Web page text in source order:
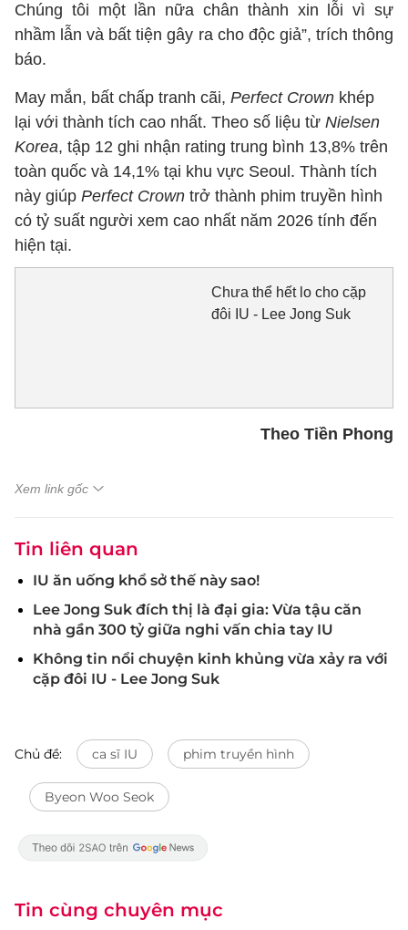
Chúng tôi một lần nữa chân thành xin lỗi vì sự
nhầm lẫn và bất tiện gây ra cho độc giả”, trích thông
báo.
May mắn, bất chấp tranh cãi, Perfect Crown khép
lại với thành tích cao nhất. Theo số liệu từ Nielsen
Korea, tập 12 ghi nhận rating trung bình 13,8% trên
toàn quốc và 14,1% tại khu vực Seoul. Thành tích
này giúp Perfect Crown trở thành phim truyền hình
có tỷ suất người xem cao nhất năm 2026 tính đến
hiện tại.
Chưa thể hết lo cho cặp
đôi IU - Lee Jong Suk
Theo Tiền Phong
Xem link gốc
Tin liên quan
IU ăn uống khổ sở thế này sao!
Lee Jong Suk đích thị là đại gia: Vừa tậu căn
nhà gần 300 tỷ giữa nghi vấn chia tay IU
Không tin nổi chuyện kinh khủng vừa xảy ra với
cặp đôi IU - Lee Jong Suk
Chủ đề: ca sĩ IU phim truyền hình
Byeon Woo Seok
Tin cùng chuyên mục